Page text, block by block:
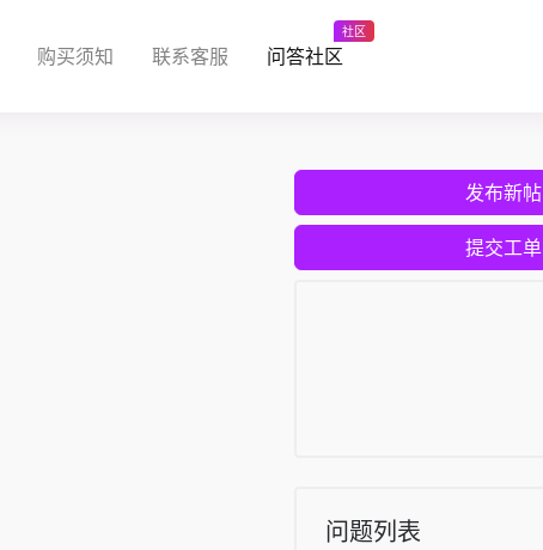
购买须知 联系客服 问答社区
社区
发布新帖
提交工单
问题列表